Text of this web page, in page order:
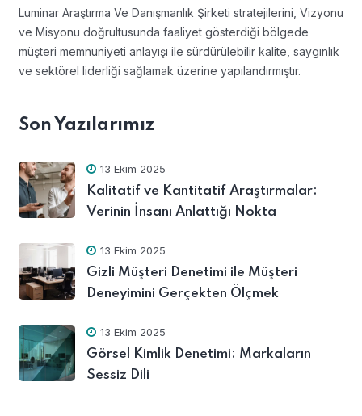
Luminar Araştırma Ve Danışmanlık Şirketi stratejilerini, Vizyonu
ve Misyonu doğrultusunda faaliyet gösterdiği bölgede
müşteri memnuniyeti anlayışı ile sürdürülebilir kalite, saygınlık
ve sektörel liderliği sağlamak üzerine yapılandırmıştır.
Son Yazılarımız
13 Ekim 2025
Kalitatif ve Kantitatif Araştırmalar:
Verinin İnsanı Anlattığı Nokta
13 Ekim 2025
Gizli Müşteri Denetimi ile Müşteri
Deneyimini Gerçekten Ölçmek
13 Ekim 2025
Görsel Kimlik Denetimi: Markaların
Sessiz Dili